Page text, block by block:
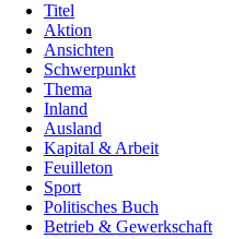
Titel
Aktion
Ansichten
Schwerpunkt
Thema
Inland
Ausland
Kapital & Arbeit
Feuilleton
Sport
Politisches Buch
Betrieb & Gewerkschaft